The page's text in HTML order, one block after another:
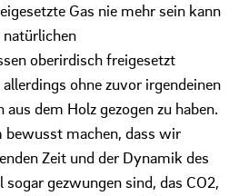
Gas nie mehr sein kann
natürlichen
oberirdisch freigesetzt
ohne zuvor irgendeinen
dem Holz gezogen zu haben.
bewusst machen, dass wir
Zeit und der Dynamik des
gezwungen sind, das CO2,